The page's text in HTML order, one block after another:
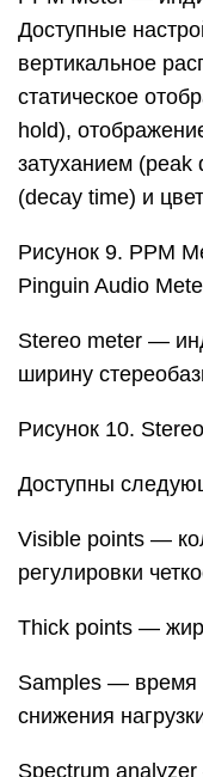
Доступные
вертикальное
статическое
hold),
затуханием
(decay time) и
Рисунок 9. PPM
Pinguin Audio
Stereo meter —
ширину
Рисунок 10.
Доступны
Visible points —
регулировки
Thick points —
Samples — время
снижения
Spectrum